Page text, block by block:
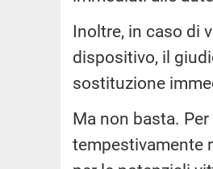
Inoltre, in caso di
dispositivo, il
sostituzione
Ma non basta.
tempestivamente